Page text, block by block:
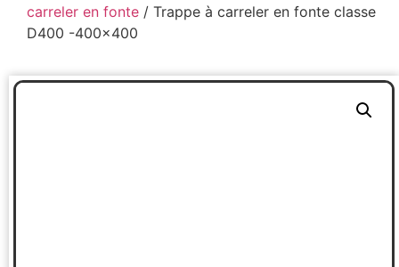
carreler en fonte / Trappe à carreler en fonte classe
D400 -400×400